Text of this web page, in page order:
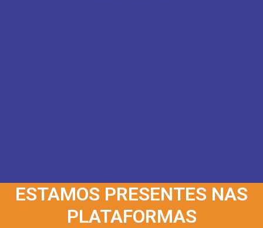
ESTAMOS PRESENTES NAS
PLATAFORMAS